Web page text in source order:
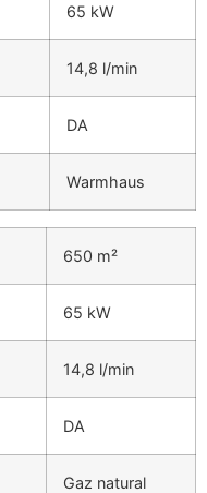
65 kW
14,8 l/min
DA
Warmhaus
650 m²
65 kW
14,8 l/min
DA
Gaz natural